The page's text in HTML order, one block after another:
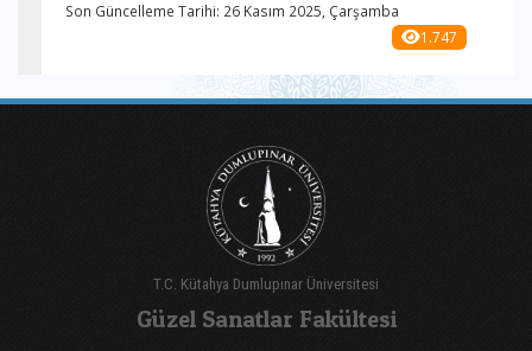
Son Güncelleme Tarihi: 26 Kasım 2025, Çarşamba
1.747
T.C. Kütahya Dumlupınar Üniversitesi
Güzel Sanatlar Fakültesi